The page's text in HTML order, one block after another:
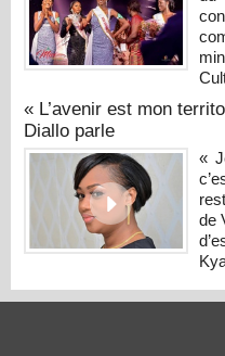
« L’avenir est mon
Diallo parle
«
de